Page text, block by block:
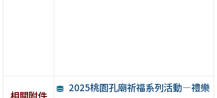
2025桃園孔廟祈福系列活動—禮樂